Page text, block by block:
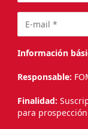
Información
Responsable:
Finalidad:
para